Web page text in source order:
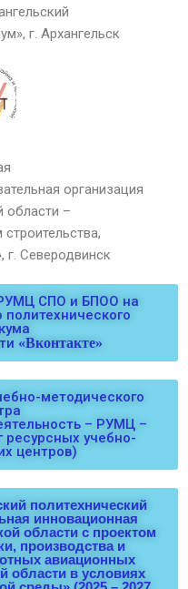
г. Архангельск
организация
области –
г. Северодвинск
СПО и БПОО на
политехнического
«Вконтакте»
методического
– РУМЦ –
ресурсных учебно-
центров)
политехнический
инновационная
области с проектом
производства и
авиационных
области в условиях